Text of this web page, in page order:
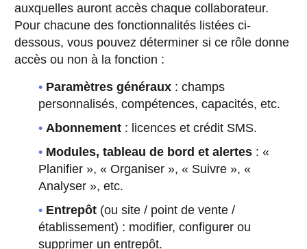
auxquelles auront accès chaque collaborateur.
Pour chacune des fonctionnalités listées ci-
dessous, vous pouvez déterminer si ce rôle donne
accès ou non à la fonction :
Paramètres généraux : champs
personnalisés, compétences, capacités, etc.
Abonnement : licences et crédit SMS.
Modules, tableau de bord et alertes : «
Planifier », « Organiser », « Suivre », «
Analyser », etc.
Entrepôt (ou site / point de vente /
établissement) : modifier, configurer ou
supprimer un entrepôt.